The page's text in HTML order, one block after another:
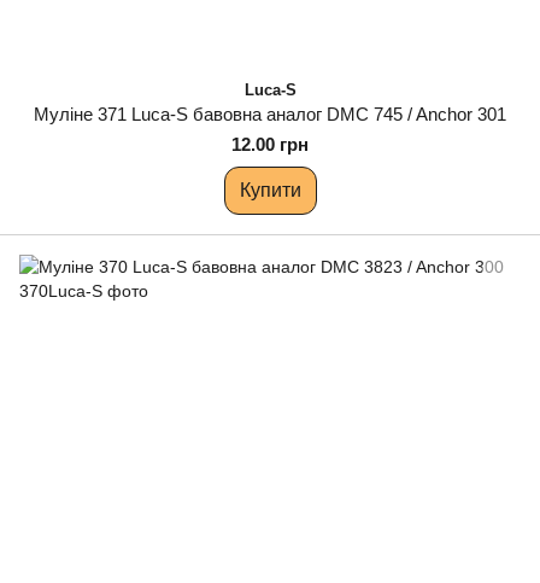
Luca-S
Муліне 371 Luca-S бавовна аналог DMC 745 / Anchor 301
12.00 грн
Купити